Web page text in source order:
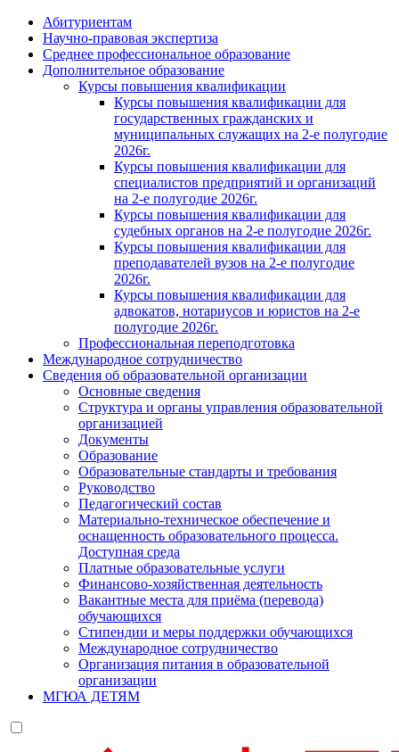
Абитуриентам
Научно-правовая экспертиза
Cреднее профессиональное образование
Дополнительное образование
Курсы повышения квалификации
Курсы повышения квалификации для
государственных гражданских и
муниципальных служащих на 2-е полугодие
2026г.
Курсы повышения квалификации для
специалистов предприятий и организаций
на 2-е полугодие 2026г.
Курсы повышения квалификации для
судебных органов на 2-е полугодие 2026г.
Курсы повышения квалификации для
преподавателей вузов на 2-е полугодие
2026г.
Курсы повышения квалификации для
адвокатов, нотариусов и юристов на 2-е
полугодие 2026г.
Профессиональная переподготовка
Международное сотрудничество
Сведения об образовательной организации
Основные сведения
Структура и органы управления образовательной
организацией
Документы
Образование
Образовательные стандарты и требования
Руководство
Педагогический состав
Материально-техническое обеспечение и
оснащенность образовательного процесса.
Доступная среда
Платные образовательные услуги
Финансово-хозяйственная деятельность
Вакантные места для приёма (перевода)
обучающихся
Стипендии и меры поддержки обучающихся
Международное сотрудничество
Организация питания в образовательной
организации
МГЮА ДЕТЯМ